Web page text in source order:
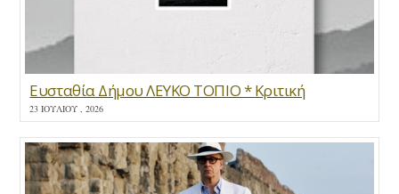
Ευσταθία Δήμου ΛΕΥΚΟ ΤΟΠΙΟ * Κριτική
23 ΙΟΥΛΊΟΥ , 2026